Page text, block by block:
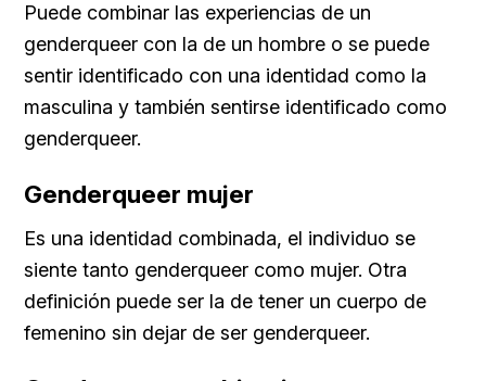
Puede combinar las experiencias de un
genderqueer con la de un hombre o se puede
sentir identificado con una identidad como la
masculina y también sentirse identificado como
genderqueer.
Genderqueer mujer
Es una identidad combinada, el individuo se
siente tanto genderqueer como mujer. Otra
definición puede ser la de tener un cuerpo de
femenino sin dejar de ser genderqueer.